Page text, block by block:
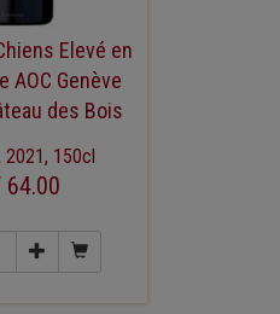
Elevé en
AOC Genève
des Bois
2021, 150cl
64.00